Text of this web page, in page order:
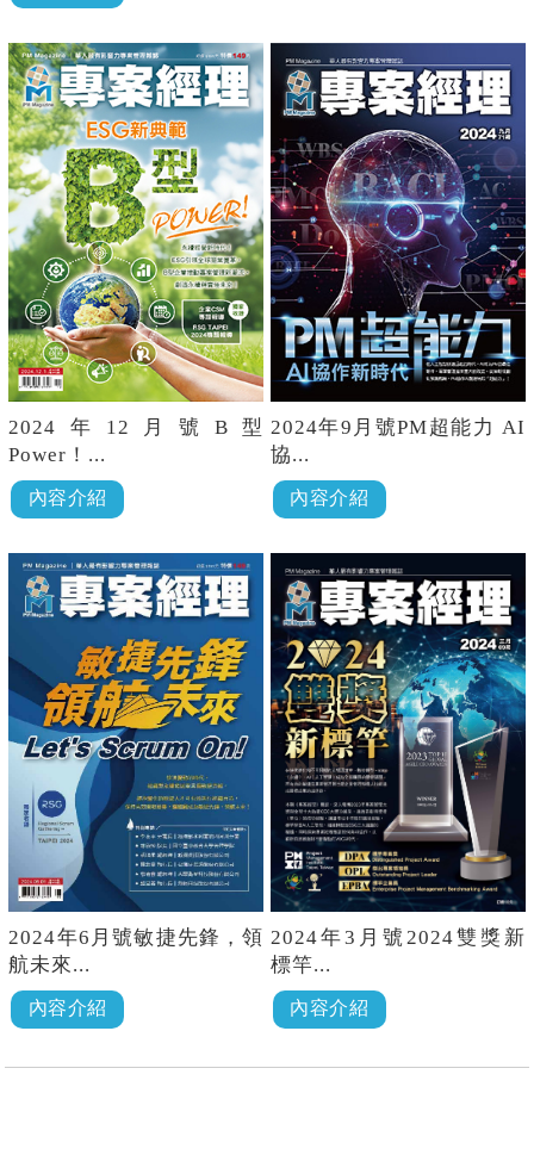
2024年12月號B型
Power！...
內容介紹
2024年9月號PM超能力 AI
協...
內容介紹
2024年6月號敏捷先鋒，領
航未來...
內容介紹
2024年3月號2024雙獎新
標竿...
內容介紹